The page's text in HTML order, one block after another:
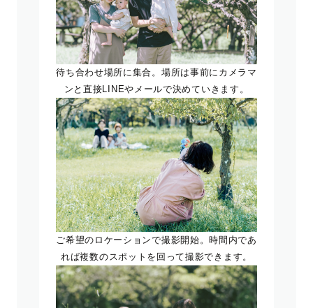
待ち合わせ場所に集合。場所は事前にカメラマ
ンと直接LINEやメールで決めていきます。
ご希望のロケーションで撮影開始。時間内であ
れば複数のスポットを回って撮影できます。